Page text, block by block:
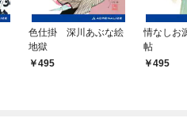
色仕掛 深川あぶな絵
地獄
495
情なしお
帖
495